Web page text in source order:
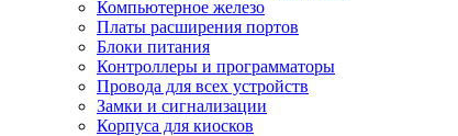
Компьютерное железо
Платы расширения портов
Блоки питания
Контроллеры и программаторы
Провода для всех устройств
Замки и сигнализации
Корпуса для киосков